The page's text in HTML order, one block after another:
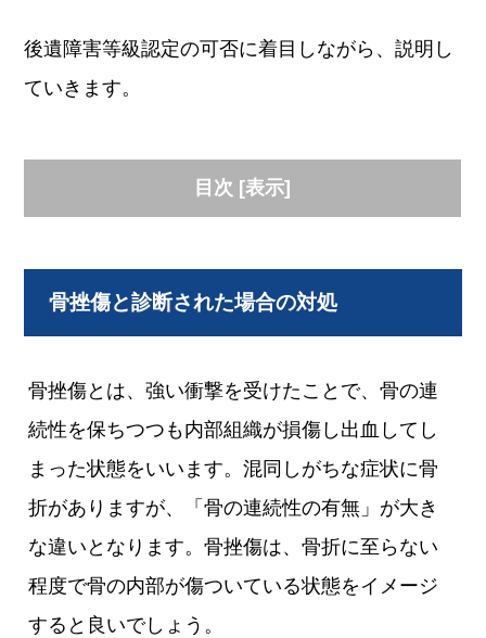
後遺障害等級認定の可否に着目しながら、説明し
ていきます。
目次 [表示]
骨挫傷と診断された場合の対処
骨挫傷とは、強い衝撃を受けたことで、骨の連
続性を保ちつつも内部組織が損傷し出血してし
まった状態をいいます。混同しがちな症状に骨
折がありますが、「骨の連続性の有無」が大き
な違いとなります。骨挫傷は、骨折に至らない
程度で骨の内部が傷ついている状態をイメージ
すると良いでしょう。